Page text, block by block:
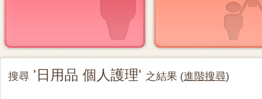
搜尋 '日用品 個人護理' 之結果 (進階搜尋)